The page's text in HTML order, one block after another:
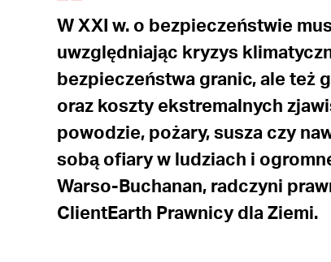
W XXI w. o bezpieczeństwie
uwzględniając kryzys
bezpieczeństwa granic, ale też
oraz koszty ekstremalnych
powodzie, pożary, susza czy
sobą ofiary w ludziach i
Warso-Buchanan, radczyni
ClientEarth Prawnicy dla Ziemi.